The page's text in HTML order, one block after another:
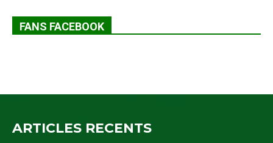
FANS FACEBOOK
ARTICLES RECENTS